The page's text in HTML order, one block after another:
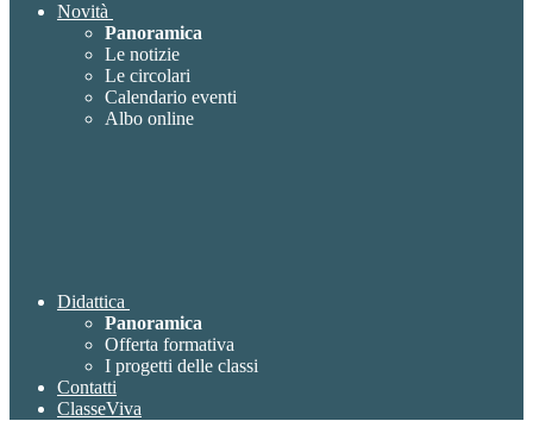
Novità
Panoramica
Le notizie
Le circolari
Calendario eventi
Albo online
Didattica
Panoramica
Offerta formativa
I progetti delle classi
Contatti
ClasseViva